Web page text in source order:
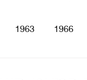
1966
1963